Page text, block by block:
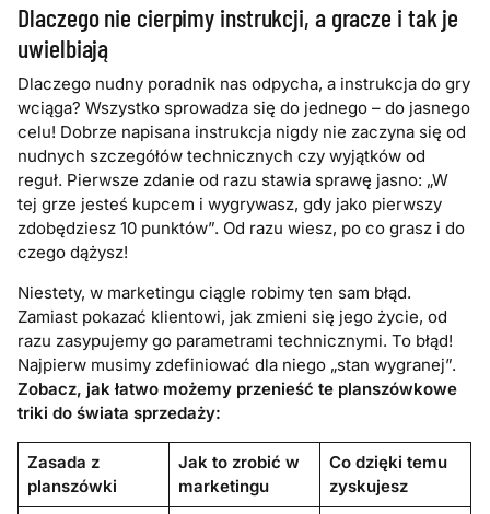
Dlaczego nie cierpimy instrukcji, a gracze i tak je
uwielbiają
Dlaczego nudny poradnik nas odpycha, a instrukcja do gry
wciąga? Wszystko sprowadza się do jednego – do jasnego
celu! Dobrze napisana instrukcja nigdy nie zaczyna się od
nudnych szczegółów technicznych czy wyjątków od
reguł. Pierwsze zdanie od razu stawia sprawę jasno: „W
tej grze jesteś kupcem i wygrywasz, gdy jako pierwszy
zdobędziesz 10 punktów”. Od razu wiesz, po co grasz i do
czego dążysz!
Niestety, w marketingu ciągle robimy ten sam błąd.
Zamiast pokazać klientowi, jak zmieni się jego życie, od
razu zasypujemy go parametrami technicznymi. To błąd!
Najpierw musimy zdefiniować dla niego „stan wygranej”.
Zobacz, jak łatwo możemy przenieść te planszówkowe
triki do świata sprzedaży:
Zasada z
planszówki
Jak to zrobić w
marketingu
Co dzięki temu
zyskujesz